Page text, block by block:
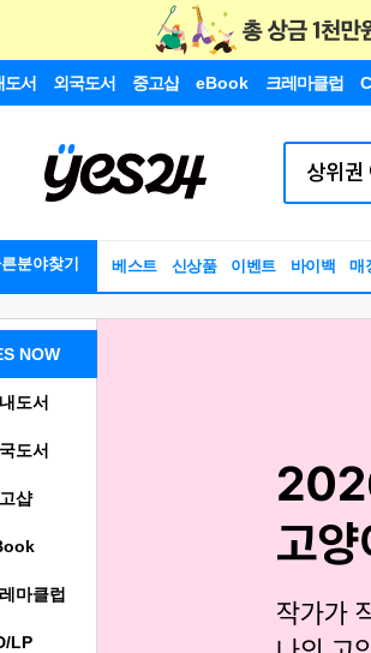
도서 외국도서 중고샵 eBook 크레마클럽
분야찾기 베스트 신상품 이벤트 바이백 매
NOW
도서
도서
샵
마클럽
LP